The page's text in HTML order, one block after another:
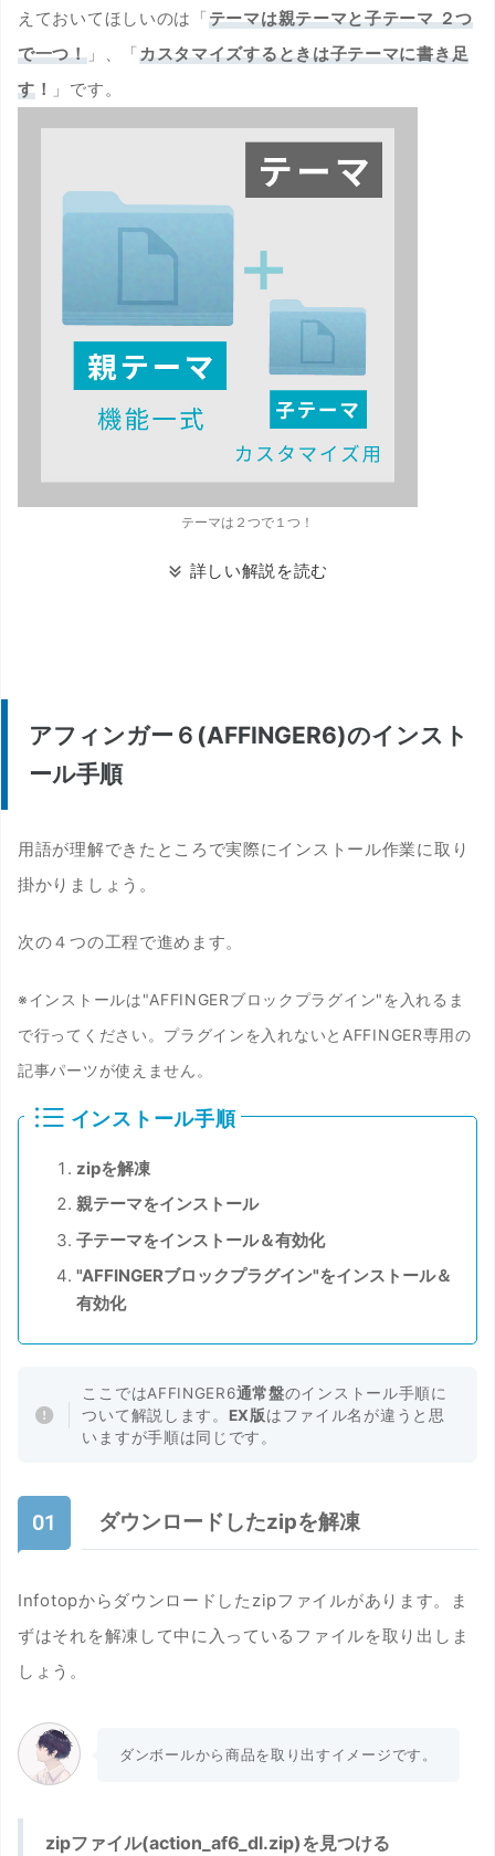
えておいてほしいのは「テーマは親テーマと子テーマ ２つ
で一つ！」、「カスタマイズするときは子テーマに書き足
す！ 」です。
テーマは２つで１つ！
詳しい解説を読む
アフィンガー６(AFFINGER6)のインスト
ール手順
用語が理解できたところで実際にインストール作業に取り
掛かりましょう。
次の４つの工程で進めます。
※インストールは"AFFINGERブロックプラグイン"を入れるま
で行ってください。プラグインを入れないとAFFINGER専用の
記事パーツが使えません。
インストール手順
zipを解凍
親テーマをインストール
子テーマをインストール＆有効化
"AFFINGERブロックプラグイン"をインストール＆
有効化
ここではAFFINGER6通常盤のインストール手順に
ついて解説します。 EX版はファイル名が違うと思
いますが手順は同じです。
ダウンロードしたzipを解凍
Infotopからダウンロードしたzipファイルがあります。ま
ずはそれを解凍して中に入っているファイルを取り出しま
しょう。
ダンボールから商品を取り出すイメージです。
zipファイル(action_af6_dl.zip)を見つける